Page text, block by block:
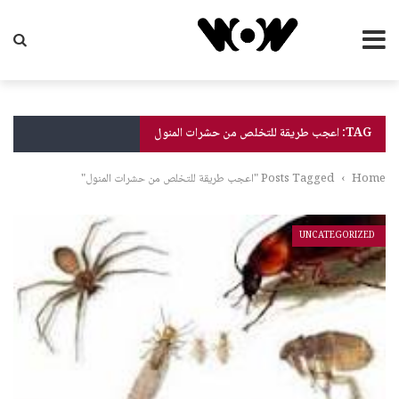
TAG: اعجب طريقة للتخلص من حشرات المنول
Home
› Posts Tagged "اعجب طريقة للتخلص من حشرات المنول"
UNCATEGORIZED